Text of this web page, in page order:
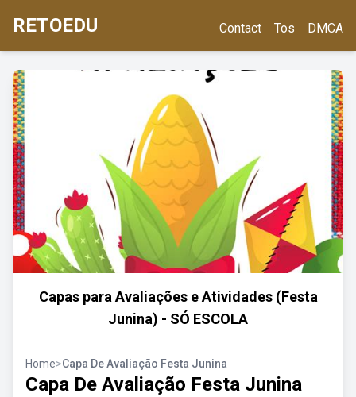
RETOEDU Contact Tos DMCA
Capas para Avaliações e Atividades (Festa
Junina) - SÓ ESCOLA
Home>Capa De Avaliação Festa Junina
Capa De Avaliação Festa Junina